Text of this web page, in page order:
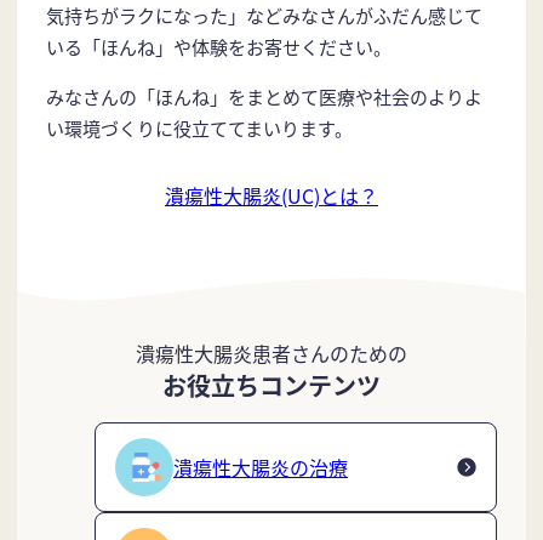
気持ちがラクになった」などみなさんがふだん感じて
いる「ほんね」や体験をお寄せください。
みなさんの「ほんね」をまとめて医療や社会のよりよ
い環境づくりに役立ててまいります。
潰瘍性大腸炎(UC)とは？
潰瘍性大腸炎患者さんのための
お役立ちコンテンツ
潰瘍性大腸炎の治療